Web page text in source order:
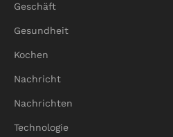
Geschäft
Gesundheit
Kochen
Nachricht
Nachrichten
Technologie